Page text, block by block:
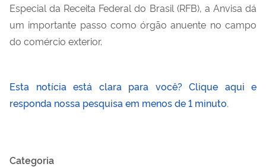
Especial da Receita Federal do Brasil (RFB), a Anvisa dá
um importante passo como órgão anuente no campo
do comércio exterior.
Esta notícia está clara para você? Clique aqui e
responda nossa pesquisa em menos de 1 minuto.
Categoria